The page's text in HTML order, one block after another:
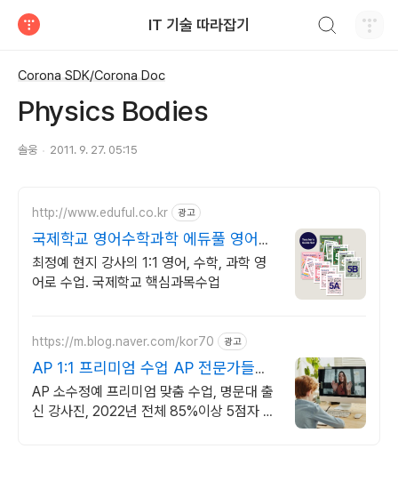
IT 기술 따라잡기
Corona SDK/Corona Doc
Physics Bodies
솔웅 2011. 9. 27. 05:15
http://www.eduful.co.kr 광고
국제학교 영어수학과학 에듀풀 영어로
수학, 과학 전문수업
최정예 현지 강사의 1:1 영어, 수학, 과학 영
어로 수업. 국제학교 핵심과목수업
https://m.blog.naver.com/kor70 광고
AP 1:1 프리미엄 수업 AP 전문가들의
밀착 관리
AP 소수정예 프리미엄 맞춤 수업, 명문대 출
신 강사진, 2022년 전체 85%이상 5점자 배